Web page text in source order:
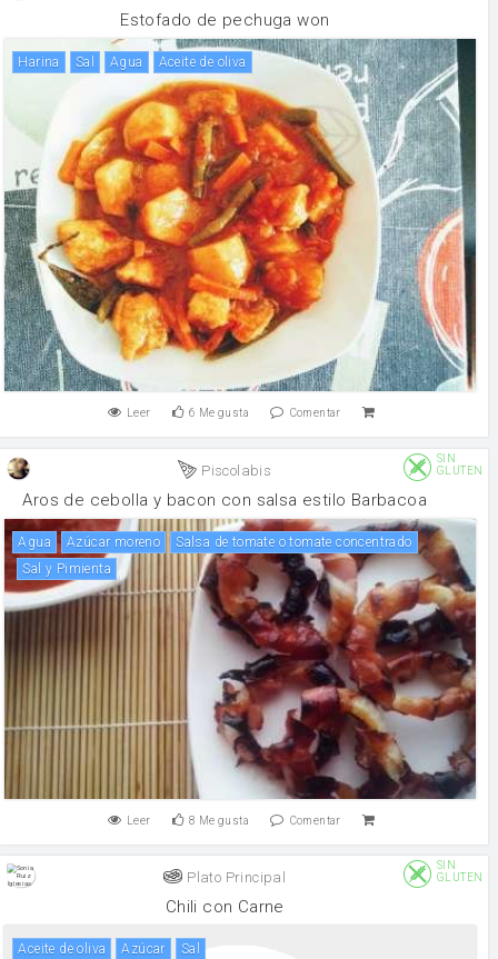
Estofado de pechuga won
harina sal agua aceite de oliva
Leer 6 Me gusta Comentar
Piscolabis
SIN
GLUTEN
Aros de cebolla y bacon con salsa estilo Barbacoa
agua Azúcar moreno
Salsa de tomate o tomate concentrado
Sal y Pimienta
Leer 8 Me gusta Comentar
Plato Principal
SIN
GLUTEN
Chili con Carne
aceite de oliva Azúcar sal